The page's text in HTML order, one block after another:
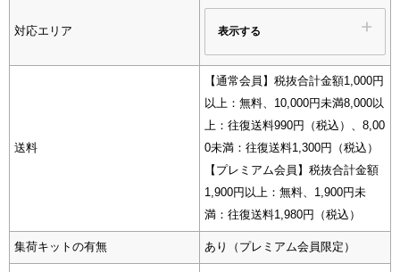
対応エリア 表示する
送料
【通常会員】税抜合計金額1,000円
以上：無料、10,000円未満8,000以
上：往復送料990円（税込）、8,00
0未満：往復送料1,300円（税込）
【プレミアム会員】税抜合計金額
1,900円以上：無料、1,900円未
満：往復送料1,980円（税込）
集荷キットの有無 あり（プレミアム会員限定）